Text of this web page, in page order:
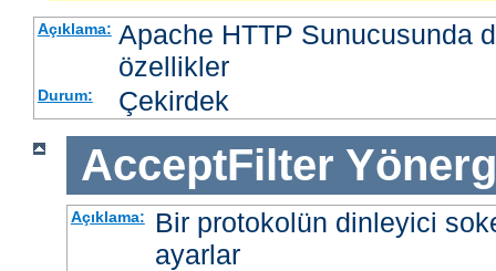
Açıklama: Apache HTTP Sunucusunda
özellikler
Durum: Çekirdek
AcceptFilter
Açıklama:
Bir protokolün dinleyici
ayarlar